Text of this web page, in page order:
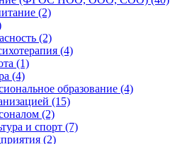
(2)
(2)
(4)
(1)
(4)
образование (4)
(15)
(2)
и спорт (7)
(2)